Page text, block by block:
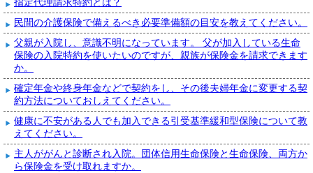
民間の介護保険で備えるべき必要準備額の目安を教えてください。
父親が入院し、意識不明になっています。 父が加入している生命
保険の入院特約を使いたいのですが、親族が保険金を請求できます
か。
確定年金や終身年金などで契約をし、その後夫婦年金に変更する契
約方法についておしえてください。
健康に不安がある人でも加入できる引受基準緩和型保険について教
えてください。
主人ががんと診断され入院。団体信用生命保険と生命保険、両方か
ら保険金を受け取れますか。